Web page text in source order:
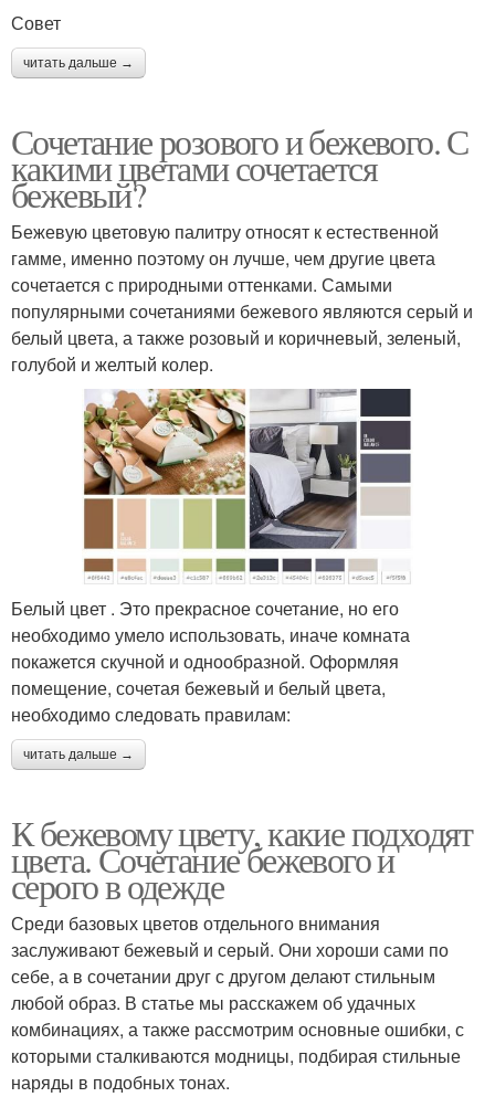
Совет
читать дальше →
Сочетание розового и бежевого. С
какими цветами сочетается
бежевый?
Бежевую цветовую палитру относят к естественной
гамме, именно поэтому он лучше, чем другие цвета
сочетается с природными оттенками. Самыми
популярными сочетаниями бежевого являются серый и
белый цвета, а также розовый и коричневый, зеленый,
голубой и желтый колер.
Белый цвет . Это прекрасное сочетание, но его
необходимо умело использовать, иначе комната
покажется скучной и однообразной. Оформляя
помещение, сочетая бежевый и белый цвета,
необходимо следовать правилам:
читать дальше →
К бежевому цвету, какие подходят
цвета. Сочетание бежевого и
серого в одежде
Среди базовых цветов отдельного внимания
заслуживают бежевый и серый. Они хороши сами по
себе, а в сочетании друг с другом делают стильным
любой образ. В статье мы расскажем об удачных
комбинациях, а также рассмотрим основные ошибки, с
которыми сталкиваются модницы, подбирая стильные
наряды в подобных тонах.